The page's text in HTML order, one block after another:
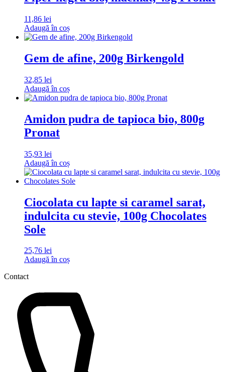
11,86 lei
Adaugă în coș
Gem de afine, 200g Birkengold
32,85 lei
Adaugă în coș
Amidon pudra de tapioca bio, 800g
Pronat
35,93 lei
Adaugă în coș
Ciocolata cu lapte si caramel sarat,
indulcita cu stevie, 100g Chocolates
Sole
25,76 lei
Adaugă în coș
Contact